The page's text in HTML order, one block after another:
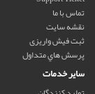
تماس با ما
نقشه سایت
ثبت فیش واریزی
پرسش هاي متداول
سایر خدمات